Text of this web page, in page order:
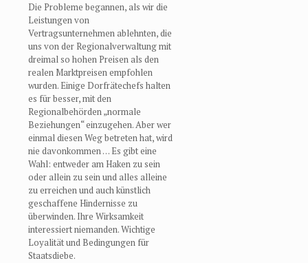
Die Probleme begannen, als wir die
Leistungen von
Vertragsunternehmen ablehnten, die
uns von der Regionalverwaltung mit
dreimal so hohen Preisen als den
realen Marktpreisen empfohlen
wurden. Einige Dorfrätechefs halten
es für besser, mit den
Regionalbehörden „normale
Beziehungen“ einzugehen. Aber wer
einmal diesen Weg betreten hat, wird
nie davonkommen … Es gibt eine
Wahl: entweder am Haken zu sein
oder allein zu sein und alles alleine
zu erreichen und auch künstlich
geschaffene Hindernisse zu
überwinden. Ihre Wirksamkeit
interessiert niemanden. Wichtige
Loyalität und Bedingungen für
Staatsdiebe.